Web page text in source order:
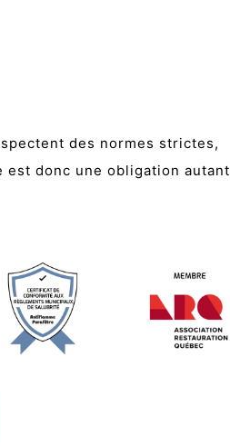
des normes strictes,
est donc une obligation autant